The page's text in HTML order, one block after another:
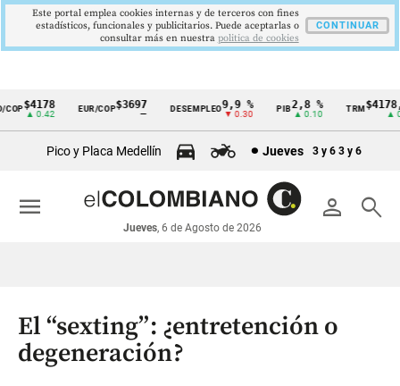
Cintillo
económicos
Colombia
$4178
▲ 0.42
EUR/COP$3697 DESEMPLEO 9,9 %
▼ 0.30
PIB2,8 %
▲ 0.10
TRM
▲
Pico y Placa Medellín Jueves 3 y 6 3 y 6
person search
Jueves, 6 de Agosto de 2026
menu
El “sexting”: ¿entretención o
degeneración?
Este portal emplea cookies internas y de terceros con fines
estadísticos, funcionales y publicitarios. Puede aceptarlas o
consultar más en nuestra politica de cookies
CONTINUAR